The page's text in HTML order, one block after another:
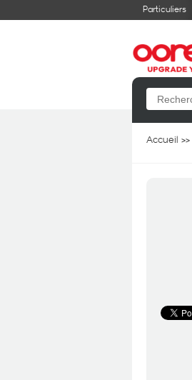
Particuliers
Accueil